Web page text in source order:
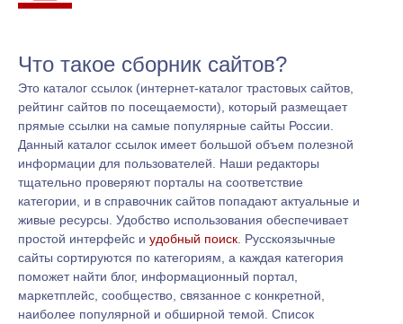
Что такое сборник сайтов?
Это каталог ссылок (интернет-каталог трастовых сайтов,
рейтинг сайтов по посещаемости), который размещает
прямые ссылки на самые популярные сайты России.
Данный каталог ссылок имеет большой объем полезной
информации для пользователей. Наши редакторы
тщательно проверяют порталы на соответствие
категории, и в справочник сайтов попадают актуальные и
живые ресурсы. Удобство использования обеспечивает
простой интерфейс и удобный поиск . Русскоязычные
сайты сортируются по категориям, а каждая категория
поможет найти блог, информационный портал,
маркетплейс, сообщество, связанное с конкретной,
наиболее популярной и обширной темой. Список